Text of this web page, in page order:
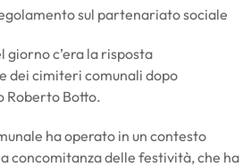
sul partenariato sociale
giorno c’era la risposta
dei cimiteri comunali dopo
Roberto Botto.
ha operato in un contesto
concomitanza delle festività, che ha